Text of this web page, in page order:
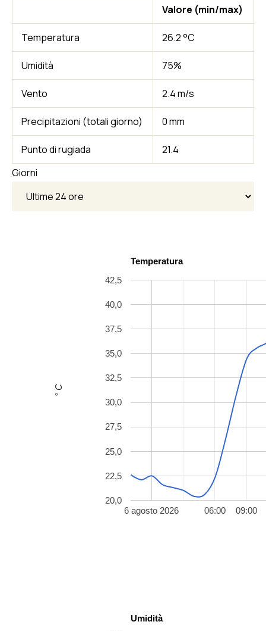
Valore (min/max)
Temperatura 26.2 °C
Umidità 75%
Vento 2.4 m/s
Precipitazioni (totali giorno) 0 mm
Punto di rugiada
21.4
Giorni
Temperatura
6 agosto 2026 06:00 09:00
20,0
22,5
25,0
27,5
30,0
32,5
35,0
37,5
40,0
42,5
° C
Umidità